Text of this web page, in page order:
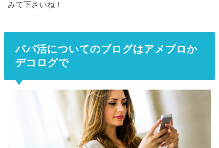
みて下さいね！
パパ活についてのブログはアメブロか
デコログで